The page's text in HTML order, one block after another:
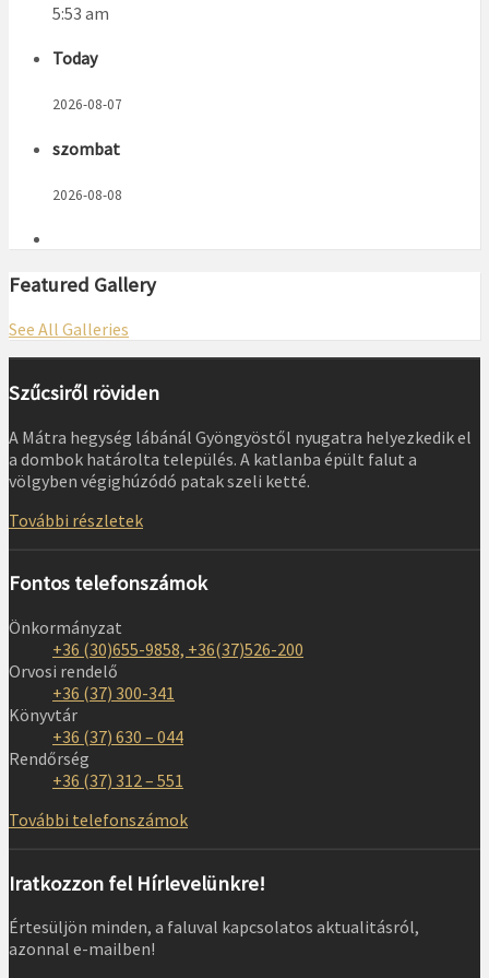
5:53 am
Today
2026-08-07
szombat
2026-08-08
Featured Gallery
See All Galleries
Szűcsiről röviden
A Mátra hegység lábánál Gyöngyöstől nyugatra helyezkedik el
a dombok határolta település. A katlanba épült falut a
völgyben végighúzódó patak szeli ketté.
További részletek
Fontos telefonszámok
Önkormányzat
+36 (30)655-9858, +36(37)526-200
Orvosi rendelő
+36 (37) 300-341
Könyvtár
+36 (37) 630 – 044
Rendőrség
+36 (37) 312 – 551
További telefonszámok
Iratkozzon fel Hírlevelünkre!
Értesüljön minden, a faluval kapcsolatos aktualitásról,
azonnal e-mailben!